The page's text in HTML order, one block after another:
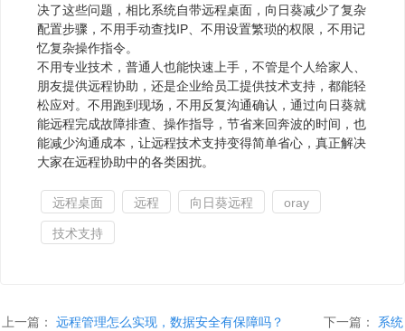
决了这些问题，相比系统自带远程桌面，向日葵减少了复杂
配置步骤，不用手动查找IP、不用设置繁琐的权限，不用记
忆复杂操作指令。
不用专业技术，普通人也能快速上手，不管是个人给家人、
朋友提供远程协助，还是企业给员工提供技术支持，都能轻
松应对。不用跑到现场，不用反复沟通确认，通过向日葵就
能远程完成故障排查、操作指导，节省来回奔波的时间，也
能减少沟通成本，让远程技术支持变得简单省心，真正解决
大家在远程协助中的各类困扰。
远程桌面 远程 向日葵远程 oray
技术支持
上一篇： 远程管理怎么实现，数据安全有保障吗？ 下一篇： 系统